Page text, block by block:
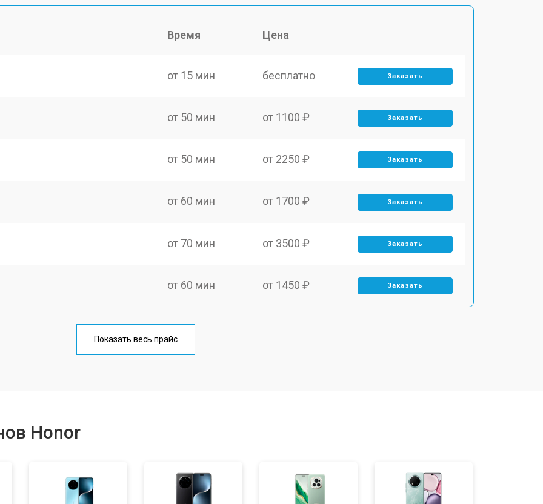
Время Цена
от 15 мин бесплатно Заказать
от 50 мин от 1100 ₽ Заказать
от 50 мин от 2250 ₽ Заказать
от 60 мин от 1700 ₽ Заказать
от 70 мин от 3500 ₽ Заказать
от 60 мин от 1450 ₽ Заказать
от 50 мин
от 80 мин от 2700 ₽ Заказать
Показать весь прайс
Honor